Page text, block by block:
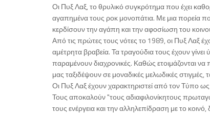
Οι Πυξ Λαξ, το θρυλικό συγκρότημα που έχει
αγαπημένα τους ροκ μονοπάτια. Με μια πορεία
κερδίσουν την αγάπη και την αφοσίωση του
Από τις πρώτες τους νότες το 1989, οι Πυξ Λαξ
αμέτρητα βραβεία. Τα τραγούδια τους έχουν
παραμένουν διαχρονικές. Καθώς ετοιμάζονται
μας ταξιδέψουν σε μοναδικές μελωδικές
Οι Πυξ Λαξ έχουν χαρακτηριστεί από τον Τύπο
Τους αποκαλούν "τους αδιαφιλονίκητους
τους ενέργεια και την αλληλεπίδραση με το